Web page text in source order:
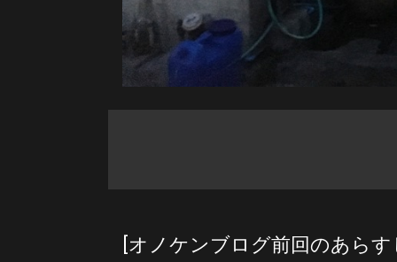
[オノケンブログ前回のあら